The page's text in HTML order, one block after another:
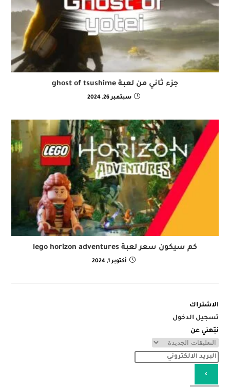
جزء ثاني من لعبة ghost of tsushime
سبتمبر 26, 2024
كم سيكون سعر لعبة lego horizon adventures
أكتوبر 1, 2024
الاشتراك
تسجيل الدخول
نبّهني عن